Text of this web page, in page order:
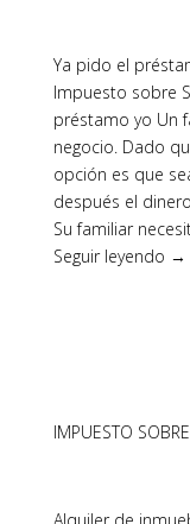
Ya pido el
Impuesto sobre
préstamo yo Un
negocio. Dado
opción es que
después el
Su familiar
Seguir leyendo →
IMPUESTO